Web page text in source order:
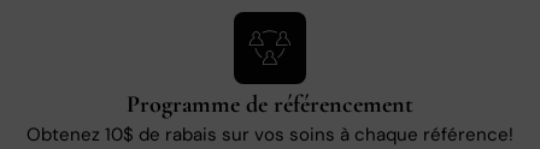
Programme de référencement
Obtenez 10$ de rabais sur vos soins à chaque référence!